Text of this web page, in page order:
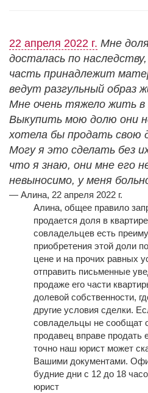
22 апреля 2022 г. Мне
досталась по
часть принадлежит
ведут разгульный образ
Мне очень тяжело жить в
Выкупить мою долю они
хотела бы продать свою
Могу я это сделать без
что я знаю, они мне его
невыносимо, у меня
— Алина, 22 апреля 2022 г.
Алина, общее правило
продается доля в
совладельцев есть
приобретения этой доли
цене и на прочих равных
отправить письменные
продаже его части
долевой собственности,
другие условия сделки.
совладельцы не сообщат
продавец вправе
точно наш юрист может
Вашими документами.
будние дни с 12 до 18
юрист